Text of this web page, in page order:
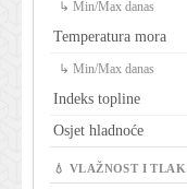
↳ Min/Max danas
Temperatura mora
↳ Min/Max danas
Indeks topline
Osjet hladnoće
💧 VLAŽNOST I TLAK